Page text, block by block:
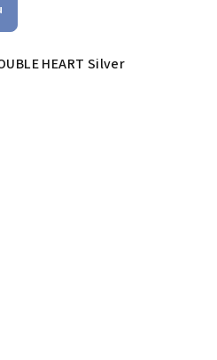
HEART Silver